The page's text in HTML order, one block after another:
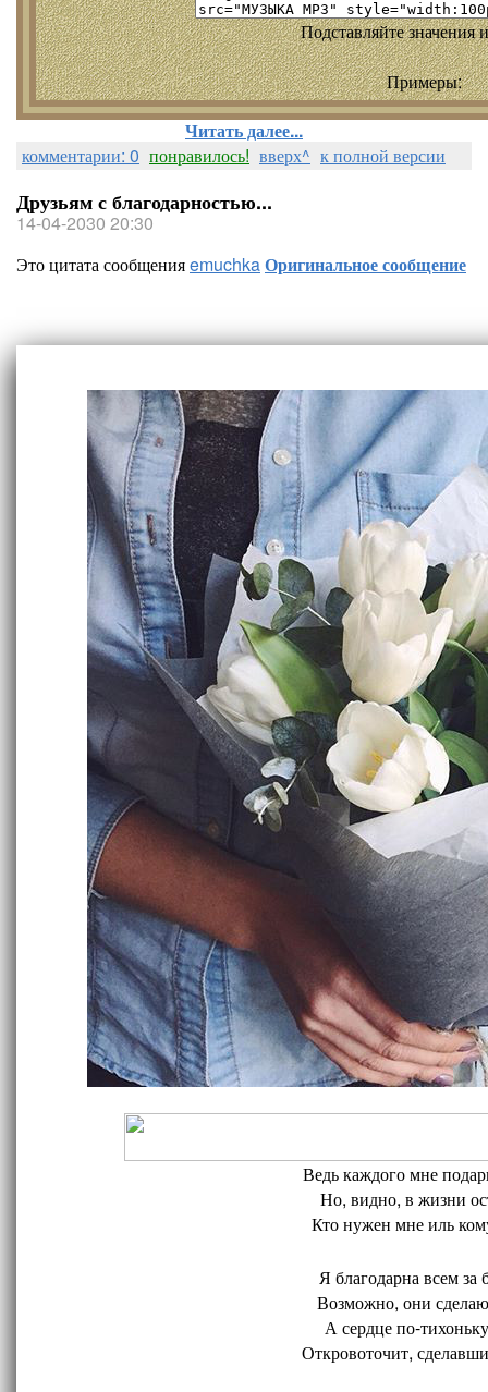
Подставляйте значения
Примеры:
Читать далее...
комментарии: 0 понравилось! вверх^ к полной версии
Друзьям с благодарностью...
14-04-2030 20:30
Это цитата сообщенияemuchkaОригинальное сообщение
Ведь каждого мне
Но, видно, в жизни
Кто нужен мне иль
Я благодарна всем за
Возможно, они
А сердце по-
Откровоточит,